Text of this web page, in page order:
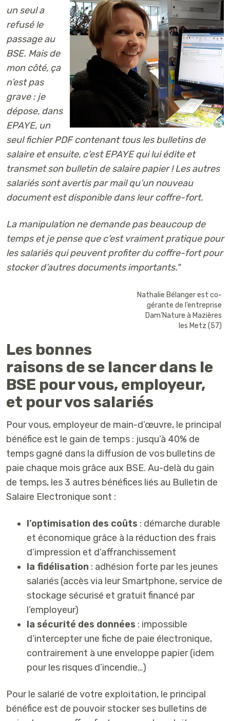
un seul a
refusé le
passage au
BSE. Mais de
mon côté, ça
n’est pas
grave : je
dépose, dans
EPAYE, un
seul fichier PDF contenant tous les bulletins de
salaire et ensuite, c’est EPAYE qui lui édite et
transmet son bulletin de salaire papier ! Les autres
salariés sont avertis par mail qu’un nouveau
document est disponible dans leur coffre-fort.
La manipulation ne demande pas beaucoup de
temps et je pense que c’est vraiment pratique pour
les salariés qui peuvent profiter du coffre-fort pour
stocker d’autres documents importants."
Nathalie Bélanger est co-
gérante de l’entreprise
Dam’Nature à Mazières
les Metz (57)
Les bonnes
raisons de se lancer dans le
BSE pour vous, employeur,
et pour vos salariés
Pour vous, employeur de main-d’œuvre, le principal
bénéfice est le gain de temps : jusqu’à 40% de
temps gagné dans la diffusion de vos bulletins de
paie chaque mois grâce aux BSE. Au-delà du gain
de temps, les 3 autres bénéfices liés au Bulletin de
Salaire Electronique sont :
l’optimisation des coûts : démarche durable
et économique grâce à la réduction des frais
d’impression et d’affranchissement
la fidélisation : adhésion forte par les jeunes
salariés (accès via leur Smartphone, service de
stockage sécurisé et gratuit financé par
l’employeur)
la sécurité des données : impossible
d’intercepter une fiche de paie électronique,
contrairement à une enveloppe papier (idem
pour les risques d’incendie…)
Pour le salarié de votre exploitation, le principal
bénéfice est de pouvoir stocker ses bulletins de